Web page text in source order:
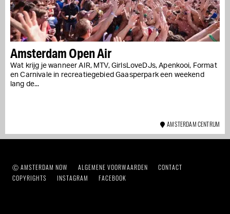
Amsterdam Open Air
Wat krijg je wanneer AIR, MTV, GirlsLoveDJs, Apenkooi, Format
en Carnivale in recreatiegebied Gaasperpark een weekend
lang de...
AMSTERDAM CENTRUM
Ⓒ AMSTERDAM NOW ALGEMENE VOORWAARDEN
CONTACT
COPYRIGHTS
INSTAGRAM FACEBOOK